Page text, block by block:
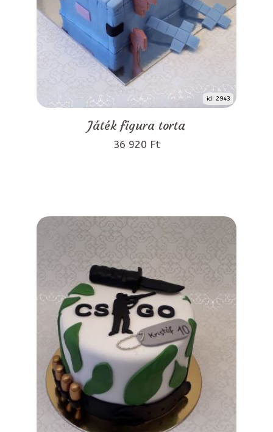
id: 2943
Játék figura torta
36 920 Ft